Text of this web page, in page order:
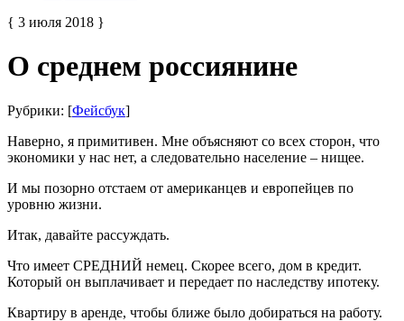
{ 3 июля 2018 }
О среднем россиянине
Рубрики: [Фейсбук]
Наверно, я примитивен. Мне объясняют со всех сторон, что
экономики у нас нет, а следовательно население – нищее.
И мы позорно отстаем от американцев и европейцев по
уровню жизни.
Итак, давайте рассуждать.
Что имеет СРЕДНИЙ немец. Скорее всего, дом в кредит.
Который он выплачивает и передает по наследству ипотеку.
Квартиру в аренде, чтобы ближе было добираться на работу.